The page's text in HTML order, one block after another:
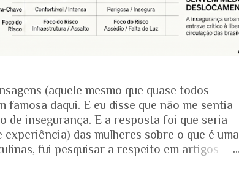
(aquele mesmo que quase todos
famosa daqui. E eu disse que não me sentia
de insegurança. E a resposta foi que seria
das mulheres sobre o que é uma
fui pesquisar a respeito em artigos